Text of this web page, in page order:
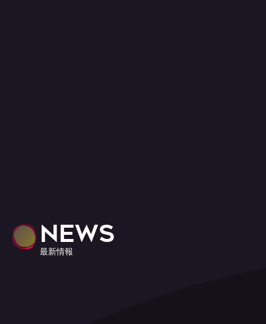
NEWS
最新情報